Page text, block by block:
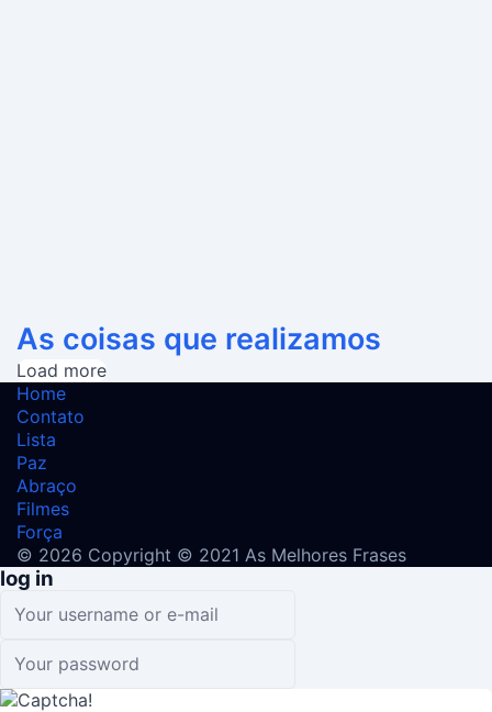
As coisas que realizamos
Load more
Home
Contato
Lista
Paz
Abraço
Filmes
Força
© 2026 Copyright © 2021 As Melhores Frases
log in